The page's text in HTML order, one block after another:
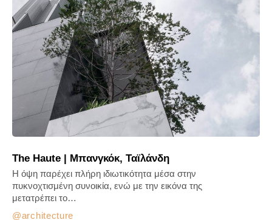
The Haute | Μπανγκόκ, Ταϊλάνδη
architecture
Η όψη παρέχει πλήρη ιδιωτικότητα μέσα στην
πυκνοχτισμένη συνοικία, ενώ με την εικόνα της
μετατρέπει το…